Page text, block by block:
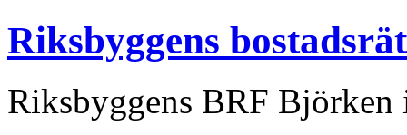
Riksbyggens
Riksbyggens BRF